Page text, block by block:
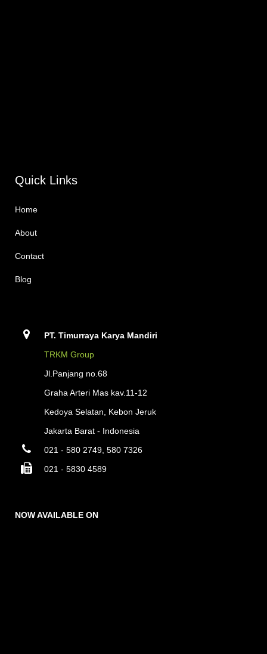
Quick Links
Home
About
Contact
Blog
PT. Timurraya Karya Mandiri
TRKM Group
Jl.Panjang no.68
Graha Arteri Mas kav.11-12
Kedoya Selatan, Kebon Jeruk
Jakarta Barat - Indonesia
021 - 580 2749, 580 7326
021 - 5830 4589
NOW AVAILABLE ON